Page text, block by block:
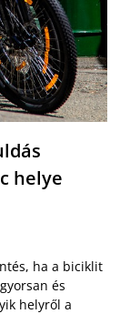
helye
ha a biciklit
és
helyről a